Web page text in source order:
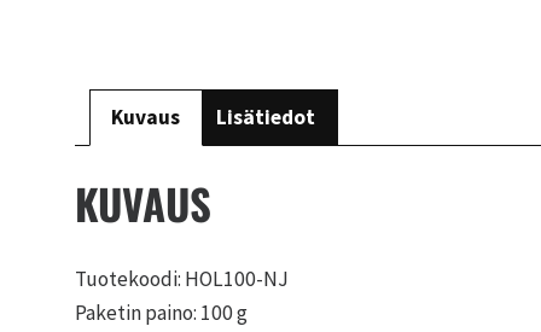
Kuvaus Lisätiedot
KUVAUS
Tuotekoodi: HOL100-NJ
Paketin paino: 100 g